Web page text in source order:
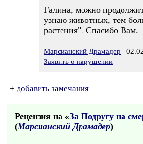
Галина, можно
узнаю животных, тем
растения". Спасибо Вам.
Марсианский Драмадер
Заявить о нарушении
+ добавить замечания
Рецензия на «За Подругу на
(Марсианский Драмадер)